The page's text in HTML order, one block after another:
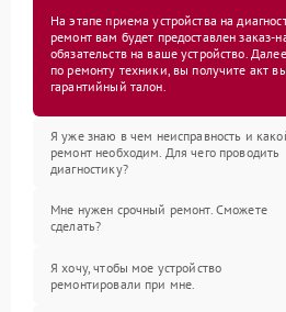
На этапе приема устройства на
ремонт вам будет предоставлен заказ-
обязательств на ваше устройство.
по ремонту техники, вы получите акт
гарантийный талон.
Я уже знаю в чем неисправность и
ремонт необходим. Для чего проводить
диагностику?
Мне нужен срочный ремонт. Сможете
сделать?
Я хочу, чтобы мое устройство
ремонтировали при мне.